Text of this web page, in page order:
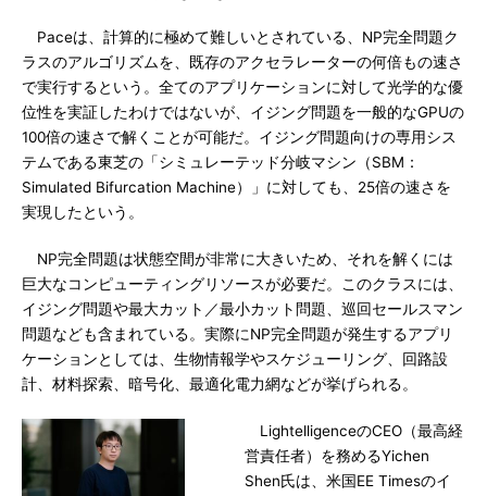
Paceは、計算的に極めて難しいとされている、NP完全問題ク
ラスのアルゴリズムを、既存のアクセラレーターの何倍もの速さ
で実行するという。全てのアプリケーションに対して光学的な優
位性を実証したわけではないが、イジング問題を一般的なGPUの
100倍の速さで解くことが可能だ。イジング問題向けの専用シス
テムである東芝の「シミュレーテッド分岐マシン（SBM：
Simulated Bifurcation Machine）」に対しても、25倍の速さを
実現したという。
NP完全問題は状態空間が非常に大きいため、それを解くには
巨大なコンピューティングリソースが必要だ。このクラスには、
イジング問題や最大カット／最小カット問題、巡回セールスマン
問題なども含まれている。実際にNP完全問題が発生するアプリ
ケーションとしては、生物情報学やスケジューリング、回路設
計、材料探索、暗号化、最適化電力網などが挙げられる。
LightelligenceのCEO（最高経
営責任者）を務めるYichen
Shen氏は、米国EE Timesのイ